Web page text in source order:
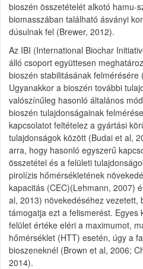
bioszén összetételét alkotó hamu-
biomasszában található ásványi
dúsulnak fel (Brewer, 2012).
Az IBI (International Biochar
álló csoport együttesen
bioszén stabilitásának felmérésére
Ugyanakkor a bioszén további
valószínűleg hasonló általános
bioszén tulajdonságainak
kapcsolatot feltételez a gyártási
tulajdonságok között (Budai et al,
arra, hogy hasonló egyszerű
összetétel és a felületi
pirolízis hőmérsékletének
kapacitás (CEC)(Lehmann, 2007)
al, 2013) növekedéséhez vezetett,
támogatja ezt a felismerést. Egyes
felület értéke eléri a maximumot,
hőmérséklet (HTT) esetén, úgy a
bioszeneknél (Brown et al, 2006;
2014).